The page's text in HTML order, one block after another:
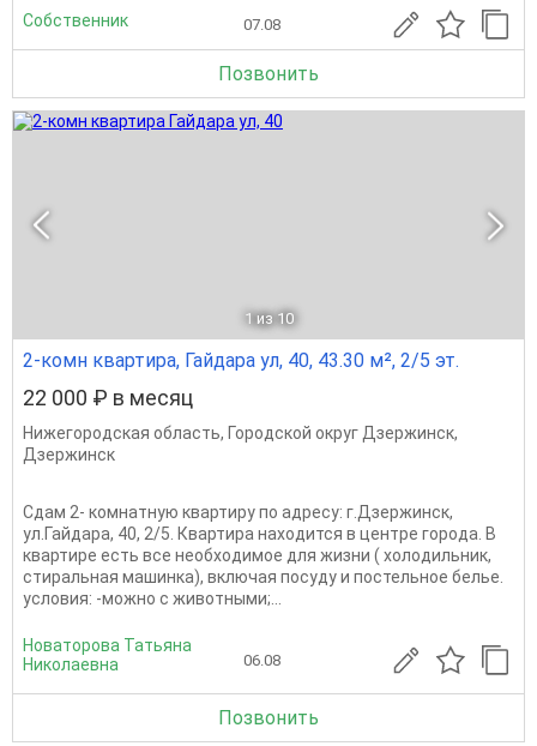
Собственник 07.08
Позвонить
1 из 10
2-комн квартира, Гайдара ул, 40, 43.30 м², 2/5 эт.
22 000 ₽ в месяц
Нижегородская область, Городской округ Дзержинск,
Дзержинск
Сдам 2- комнатную квартиру по адресу: г.Дзержинск,
ул.Гайдара, 40, 2/5. Квартира находится в центре города. В
квартире есть все необходимое для жизни ( холодильник,
стиральная машинка), включая посуду и постельное белье.
условия: -можно с животными;...
Новаторова Татьяна
Николаевна
06.08
Позвонить